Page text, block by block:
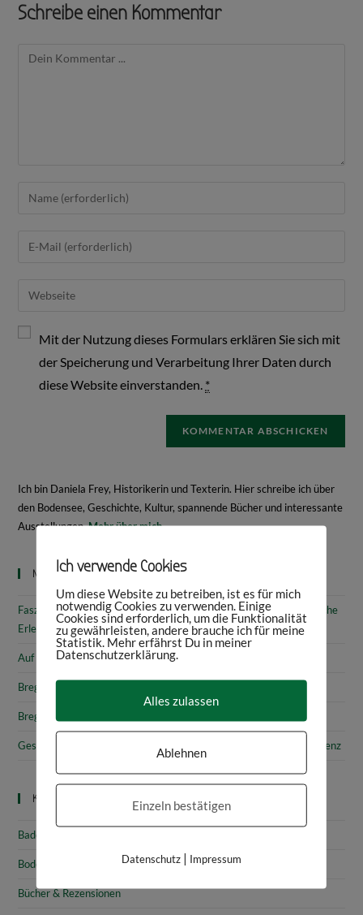
Schreibe einen Kommentar
Mit der Nutzung dieses Formulars erklären Sie sich mit
der Speicherung und Verarbeitung Ihrer Daten durch
diese Website einverstanden. *
Ich bin Daniela Frey, Historikerin und Texterin. Hier schreibe ich über
den Bodensee, Geschichte, Kultur, spannende Bücher und interessante
Ausstellungen.Mehr über mich
Neueste Beiträge
Faszinierende Geschichte & fantastische Kunst: 10 (kunst)historische
Erlebnisse am Bodensee
Auf den Spuren von Annette von Droste-Hülshoff in Meersburg
Bregenz: Kirchen, Kapellen & Kultur
Bregenz: Stadtgeschichte & Sehenswürdigkeiten
Gesammelte Schätze Vorarlbergs: Das vorarlberg museum in Bregenz
Kategorien
Baden-Württemberg
Bodensee
Bücher & Rezensionen
Ich verwende Cookies
Um diese Website zu betreiben, ist es für mich
notwendig Cookies zu verwenden. Einige
Cookies sind erforderlich, um die Funktionalität
zu gewährleisten, andere brauche ich für meine
Statistik. Mehr erfährst Du in meiner
Datenschutzerklärung.
Alles zulassen
Ablehnen
Einzeln bestätigen
Datenschutz| Impressum